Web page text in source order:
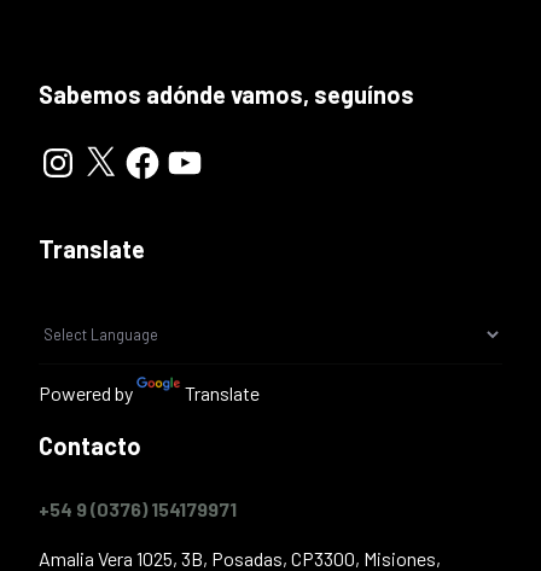
Sabemos adónde vamos, seguínos
Instagram
X Facebook
YouTube
Translate
Powered by Translate
Contacto
+54 9 (0376) 154179971
Amalia Vera 1025, 3B, Posadas, CP3300, Misiones,